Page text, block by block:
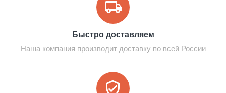
Быстро доставляем
Наша компания производит доставку по всей России